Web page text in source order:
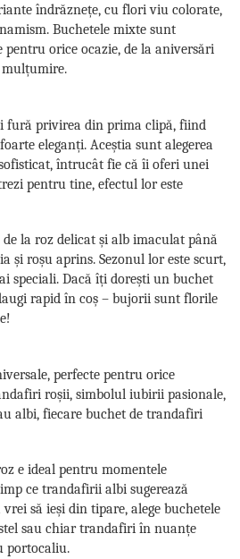
îndrăznețe, cu flori viu colorate,
Buchetele mixte sunt
orice ocazie, de la aniversări
mulțumire.
fură privirea din prima clipă, fiind
eleganți. Aceștia sunt alegerea
întrucât fie că îi oferi unei
pentru tine, efectul lor este
la roz delicat și alb imaculat până
și roșu aprins. Sezonul lor este scurt,
speciali. Dacă îți dorești un buchet
rapid în coș – bujorii sunt florile
perfecte pentru orice
roșii, simbolul iubirii pasionale,
albi, fiecare buchet de trandafiri
e ideal pentru momentele
ce trandafirii albi sugerează
să ieși din tipare, alege buchetele
sau chiar trandafiri în nuanțe
portocaliu.